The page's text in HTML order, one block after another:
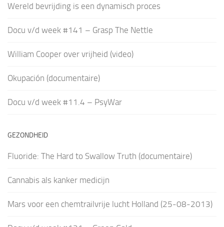
Wereld bevrijding is een dynamisch proces
Docu v/d week #141 – Grasp The Nettle
William Cooper over vrijheid (video)
Okupación (documentaire)
Docu v/d week #11.4 – PsyWar
GEZONDHEID
Fluoride: The Hard to Swallow Truth (documentaire)
Cannabis als kanker medicijn
Mars voor een chemtrailvrije lucht Holland (25-08-2013)